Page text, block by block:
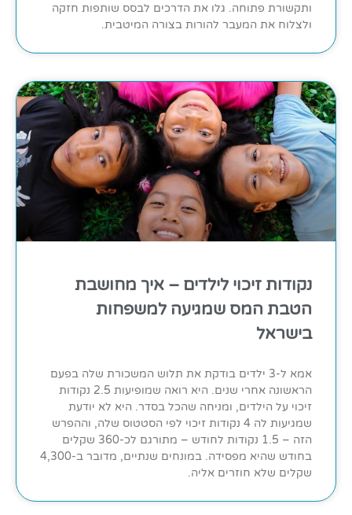
ותקשורת פתוחה. גלו את הדרכים לבסס שותפות חזקה
ולצלוח את המעבר להורות בצורה המיטבית.
נקודות זיכוי לילדים – איך מחושבת
הטבת המס שמגיעה למשפחות
בישראל
אמא ל-3 ילדים בודקת את תלוש המשכורת שלה בפעם
הראשונה אחרי שנים. היא רואה שמופיעות 2.5 נקודות
זיכוי על הילדים, ומניחה שהכל בסדר. היא לא יודעת
שמגיעות לה 4 נקודות זיכוי לפי הסטטוס שלה, וההפרש
הזה – 1.5 נקודות לחודש – מתורגם לכ-360 שקלים
בחודש שהיא מפסידה. במונחים שנתיים, מדובר ב-4,300
שקלים שלא חוזרים אליה.